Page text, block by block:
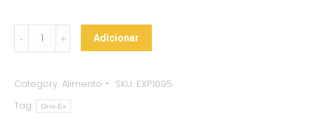
"Aquapex"
Betta
quantity
Adicionar
Category: Alimento SKU: EXP1095
Tag:
Orni-Ex